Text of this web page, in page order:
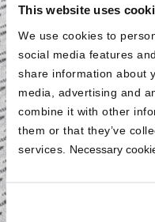
This website uses
We use cookies to
social media features
share information about
media, advertising and
combine it with other
them or that they’ve
services. Necessary
Alle textilen
Kindermatratze sind
(Prüf. Nr. 17.0.21008
empfindliche